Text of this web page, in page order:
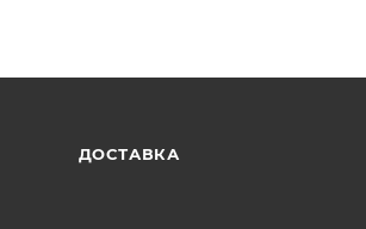
ДОСТАВКА